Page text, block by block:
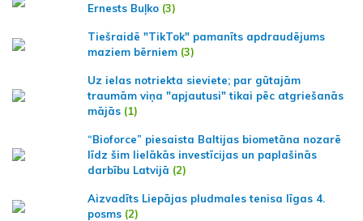
Ernests Buļko (3)
Tiešraidē "TikTok" pamanīts apdraudējums
maziem bērniem (3)
Uz ielas notriekta sieviete; par gūtajām
traumām viņa "apjautusi" tikai pēc atgriešanās
mājās (1)
“Bioforce” piesaista Baltijas biometāna nozarē
līdz šim lielākās investīcijas un paplašinās
darbību Latvijā (2)
Aizvadīts Liepājas pludmales tenisa līgas 4.
posms (2)